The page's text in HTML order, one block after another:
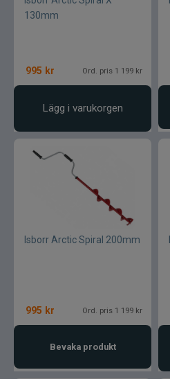
130mm
995 kr Ord. pris 1 199 kr
Lägg i varukorgen
Isborr Arctic Spiral 200mm
995 kr Ord. pris 1 199 kr
Bevaka produkt